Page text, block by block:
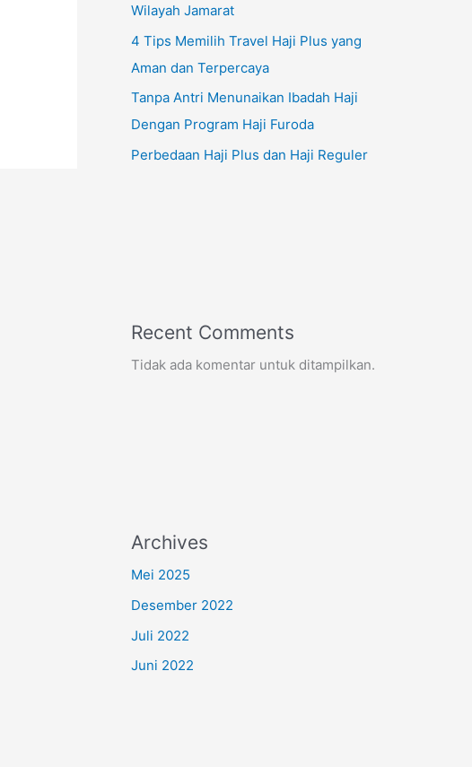
Wilayah Jamarat
4 Tips Memilih Travel Haji Plus yang
Aman dan Terpercaya
Tanpa Antri Menunaikan Ibadah Haji
Dengan Program Haji Furoda
Perbedaan Haji Plus dan Haji Reguler
Recent Comments
Tidak ada komentar untuk ditampilkan.
Archives
Mei 2025
Desember 2022
Juli 2022
Juni 2022